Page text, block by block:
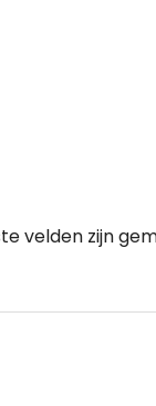
velden zijn